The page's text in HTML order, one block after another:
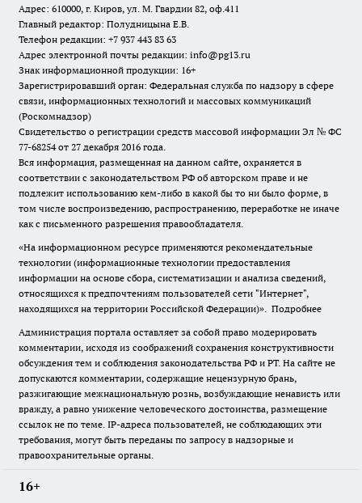
Адрес: 610000, г. Киров, ул. М. Гвардии 82, оф.411
Главный редактор: Полудницына Е.В.
Телефон редакции: +7 937 443 83 63
Адрес электронной почты редакции: info@pg13.ru
Знак информационной продукции: 16+
Зарегистрировавший орган: Федеральная служба по надзору в сфере
связи, информационных технологий и массовых коммуникаций
(Роскомнадзор)
Свидетельство о регистрации средств массовой информации Эл № ФС
77-68254 от 27 декабря 2016 года.
Вся информация, размещенная на данном сайте, охраняется в
соответствии с законодательством РФ об авторском праве и не
подлежит использованию кем-либо в какой бы то ни было форме, в
том числе воспроизведению, распространению, переработке не иначе
как с письменного разрешения правообладателя.
«На информационном ресурсе применяются рекомендательные
технологии (информационные технологии предоставления
информации на основе сбора, систематизации и анализа сведений,
относящихся к предпочтениям пользователей сети "Интернет",
находящихся на территории Российской Федерации)». Подробнее
Администрация портала оставляет за собой право модерировать
комментарии, исходя из соображений сохранения конструктивности
обсуждения тем и соблюдения законодательства РФ и РТ. На сайте не
допускаются комментарии, содержащие нецензурную брань,
разжигающие межнациональную рознь, возбуждающие ненависть или
вражду, а равно унижение человеческого достоинства, размещение
ссылок не по теме. IP-адреса пользователей, не соблюдающих эти
требования, могут быть переданы по запросу в надзорные и
правоохранительные органы.
16+